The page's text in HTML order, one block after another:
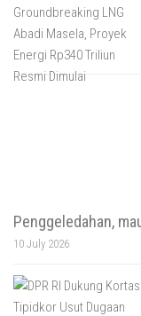
Penggeledahan,
10 July 2026